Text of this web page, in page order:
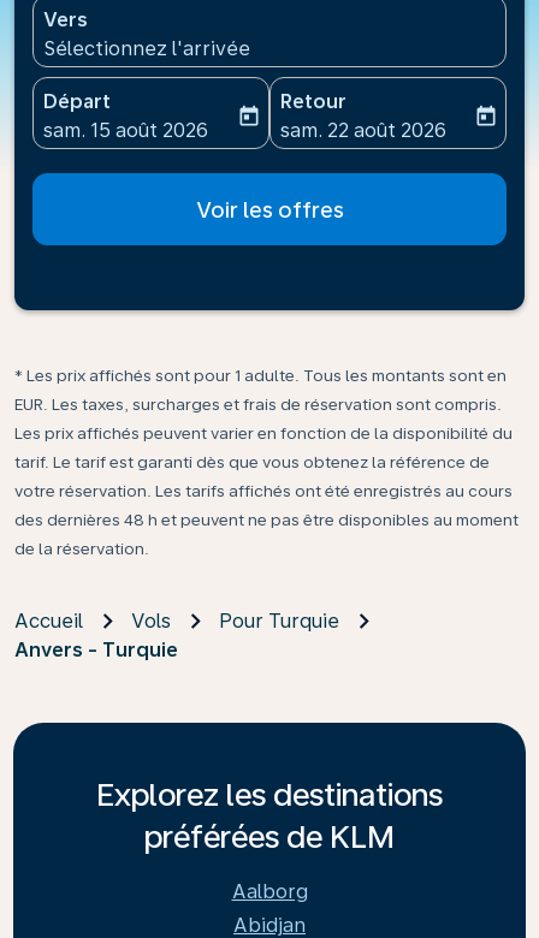
Vers
Sélectionnez l'arrivée
Départ
fc-booking-departure-date-aria-label
sam. 15 août 2026
today
Retour
fc-booking-return-date-
sam. 22 août 2026
today
Voir les offres
* Les prix affichés sont pour 1 adulte. Tous les montants sont en
EUR. Les taxes, surcharges et frais de réservation sont compris.
Les prix affichés peuvent varier en fonction de la disponibilité du
tarif. Le tarif est garanti dès que vous obtenez la référence de
votre réservation. Les tarifs affichés ont été enregistrés au cours
des dernières 48 h et peuvent ne pas être disponibles au moment
de la réservation.
Accueil Vols
Pour Turquie
Anvers - Turquie
Explorez les destinations
préférées de KLM
Aalborg
Abidjan